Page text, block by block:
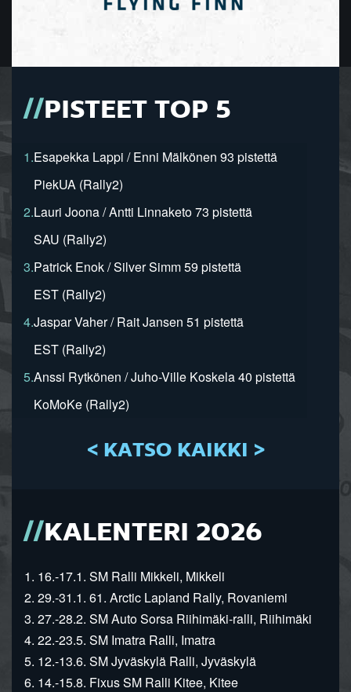
PISTEET TOP 5
1.Esapekka Lappi / Enni Mälkönen 93 pistettä
PiekUA (Rally2)
2.Lauri Joona / Antti Linnaketo 73 pistettä
SAU (Rally2)
3.Patrick Enok / Silver Simm 59 pistettä
EST (Rally2)
4.Jaspar Vaher / Rait Jansen 51 pistettä
EST (Rally2)
5.Anssi Rytkönen / Juho-Ville Koskela 40 pistettä
KoMoKe (Rally2)
< KATSO KAIKKI >
KALENTERI 2026
1. 16.-17.1. SM Ralli Mikkeli, Mikkeli
2. 29.-31.1. 61. Arctic Lapland Rally, Rovaniemi
3. 27.-28.2. SM Auto Sorsa Riihimäki-ralli, Riihimäki
4. 22.-23.5. SM Imatra Ralli, Imatra
5. 12.-13.6. SM Jyväskylä Ralli, Jyväskylä
6. 14.-15.8. Fixus SM Ralli Kitee, Kitee